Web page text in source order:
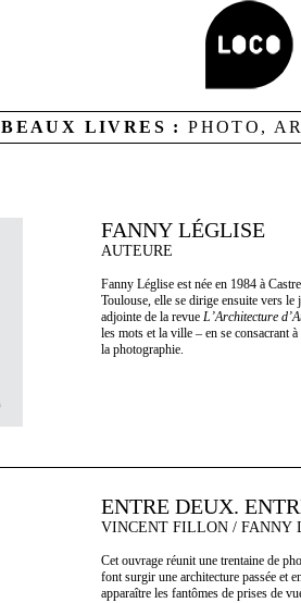
BEAUX LIVRES :PHOTO,
FANNY LÉGLISE
AUTEURE
Fanny Léglise est née en 1984 à
Toulouse, elle se dirige ensuite vers
adjointe de la revue L’Architecture
les mots et la ville – en se consacrant
la photographie.
ENTRE DEUX.
VINCENT FILLON / FANNY
Cet ouvrage réunit une trentaine de
font surgir une architecture passée et
apparaître les fantômes de prises de